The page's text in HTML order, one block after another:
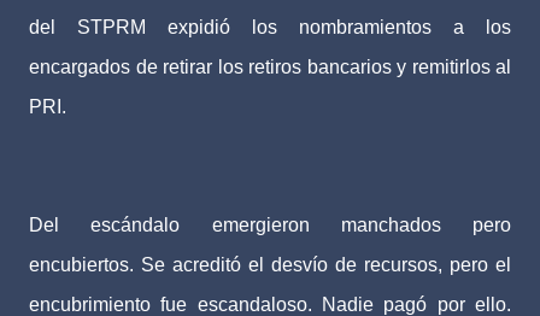
del STPRM expidió los nombramientos a los
encargados de retirar los retiros bancarios y remitirlos al
PRI.
Del escándalo emergieron manchados pero
encubiertos. Se acreditó el desvío de recursos, pero el
encubrimiento fue escandaloso. Nadie pagó por ello.